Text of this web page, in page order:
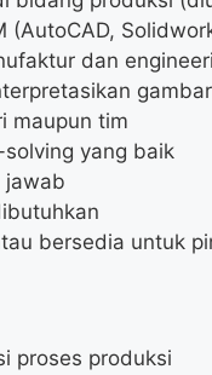
(AutoCAD,
dan
maupun tim
yang baik
jawab
bersedia untuk
proses produksi